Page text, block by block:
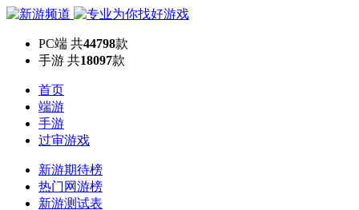
PC端 共44798款
手游 共18097款
首页
端游
手游
过审游戏
新游期待榜
热门网游榜
新游测试表